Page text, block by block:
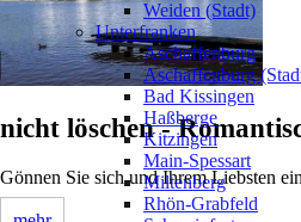
nicht löschen -
Gönnen Sie sich und Ihrem Liebsten
Weiden (Stadt)
Unterfranken
Aschaffenburg
Aschaffenburg
Bad Kissingen
Haßberge
Kitzingen
Main-Spessart
Miltenberg
Rhön-Grabfeld